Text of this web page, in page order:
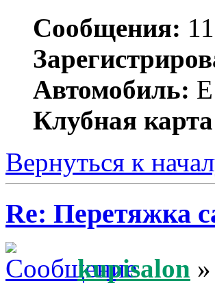
Сообщения:
Автомобиль:
Клубная
Вернуться к
Re: Перетяжка
kupisalon